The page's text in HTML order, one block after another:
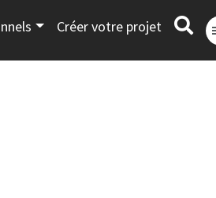
Créer votre projet